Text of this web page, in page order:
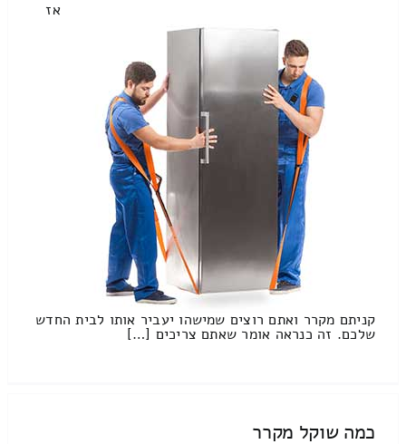
אז
קניתם מקרר ואתם רוצים שמישהו יעביר אותו לבית החדש
שלכם. זה כנראה אומר שאתם צריכים […]
כמה שוקל מקרר